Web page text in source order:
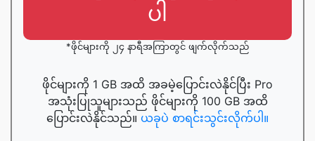
ပါ
*ဖိုင်များကို ၂၄ နာရီအကြာတွင် ဖျက်လိုက်သည်
ဖိုင်များကို 1 GB အထိ အခမဲ့ပြောင်းလဲနိုင်ပြီး Pro
အသုံးပြုသူများသည် ဖိုင်များကို 100 GB အထိ
ပြောင်းလဲနိုင်သည်။ ယခုပဲ စာရင်းသွင်းလိုက်ပါ။